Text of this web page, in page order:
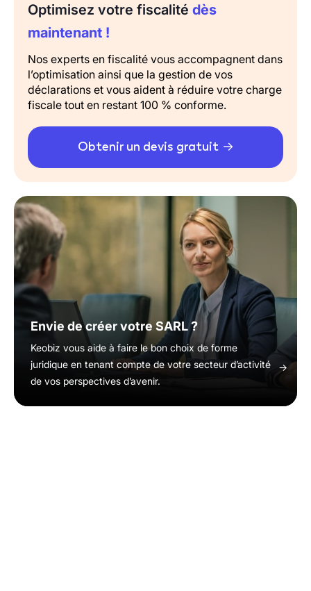
Optimisez votre fiscalité dès
maintenant !
Nos experts en fiscalité vous accompagnent dans
l’optimisation ainsi que la gestion de vos
déclarations et vous aident à réduire votre charge
fiscale tout en restant 100 % conforme.
Obtenir un devis gratuit
Envie de créer votre SARL ?
Keobiz vous aide à faire le bon choix de forme
juridique en tenant compte de votre secteur d’activité
de vos perspectives d’avenir.